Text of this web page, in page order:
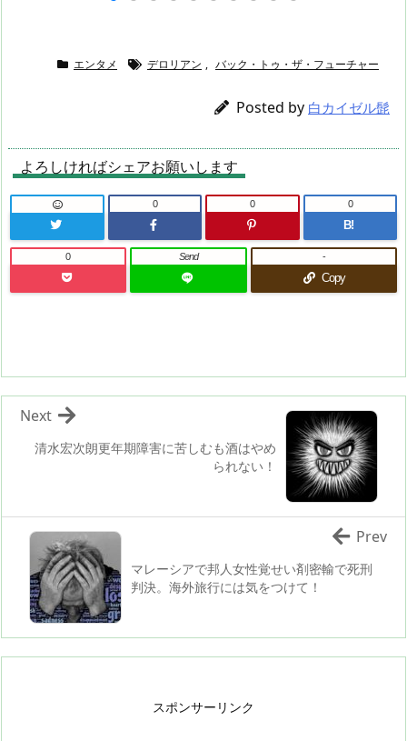
エンタメ デロリアン , バック・トゥ・ザ・フューチャー
Posted by 白カイゼル髭
よろしければシェアお願いします
0 0
B!
0
0 Send
Copy
-
清水宏次朗更年期障害に苦しむも酒はやめ
られない！
Next
マレーシアで邦人女性覚せい剤密輸で死刑
判決。海外旅行には気をつけて！
Prev
スポンサーリンク